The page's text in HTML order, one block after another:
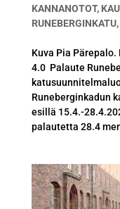
KANNANOTOT,
RUNEBERGINKATU,
Kuva Pia
4.0 Palaute
Runeberginkadun
esillä 15.4.-
palautetta 28.4